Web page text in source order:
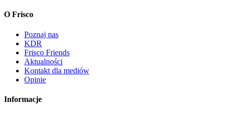
O Frisco
Poznaj nas
KDR
Frisco Friends
Aktualności
Kontakt dla mediów
Opinie
Informacje